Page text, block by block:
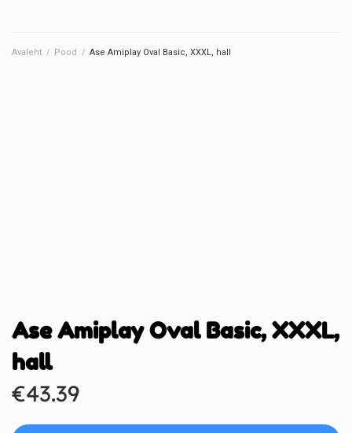
Avaleht / Pood / Ase Amiplay Oval Basic, XXXL, hall
Ase Amiplay Oval Basic, XXXL,
hall
€43.39